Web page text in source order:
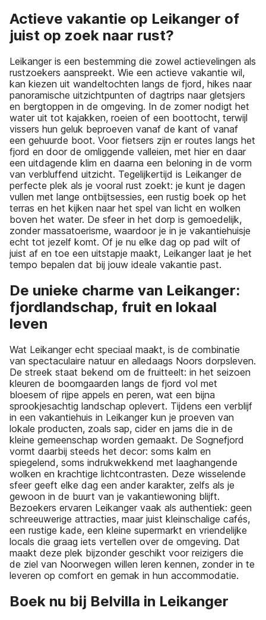
Actieve vakantie op Leikanger of
juist op zoek naar rust?
Leikanger is een bestemming die zowel actievelingen als
rustzoekers aanspreekt. Wie een actieve vakantie wil,
kan kiezen uit wandeltochten langs de fjord, hikes naar
panoramische uitzichtpunten of dagtrips naar gletsjers
en bergtoppen in de omgeving. In de zomer nodigt het
water uit tot kajakken, roeien of een boottocht, terwijl
vissers hun geluk beproeven vanaf de kant of vanaf
een gehuurde boot. Voor fietsers zijn er routes langs het
fjord en door de omliggende valleien, met hier en daar
een uitdagende klim en daarna een beloning in de vorm
van verbluffend uitzicht. Tegelijkertijd is Leikanger de
perfecte plek als je vooral rust zoekt: je kunt je dagen
vullen met lange ontbijtsessies, een rustig boek op het
terras en het kijken naar het spel van licht en wolken
boven het water. De sfeer in het dorp is gemoedelijk,
zonder massatoerisme, waardoor je in je vakantiehuisje
echt tot jezelf komt. Of je nu elke dag op pad wilt of
juist af en toe een uitstapje maakt, Leikanger laat je het
tempo bepalen dat bij jouw ideale vakantie past.
De unieke charme van Leikanger:
fjordlandschap, fruit en lokaal
leven
Wat Leikanger echt speciaal maakt, is de combinatie
van spectaculaire natuur en alledaags Noors dorpsleven.
De streek staat bekend om de fruitteelt: in het seizoen
kleuren de boomgaarden langs de fjord vol met
bloesem of rijpe appels en peren, wat een bijna
sprookjesachtig landschap oplevert. Tijdens een verblijf
in een vakantiehuis in Leikanger kun je proeven van
lokale producten, zoals sap, cider en jams die in de
kleine gemeenschap worden gemaakt. De Sognefjord
vormt daarbij steeds het decor: soms kalm en
spiegelend, soms indrukwekkend met laaghangende
wolken en krachtige lichtcontrasten. Deze wisselende
sfeer geeft elke dag een ander karakter, zelfs als je
gewoon in de buurt van je vakantiewoning blijft.
Bezoekers ervaren Leikanger vaak als authentiek: geen
schreeuwerige attracties, maar juist kleinschalige cafés,
een rustige kade, een kleine supermarkt en vriendelijke
locals die graag iets vertellen over de omgeving. Dat
maakt deze plek bijzonder geschikt voor reizigers die
de ziel van Noorwegen willen leren kennen, zonder in te
leveren op comfort en gemak in hun accommodatie.
Boek nu bij Belvilla in Leikanger